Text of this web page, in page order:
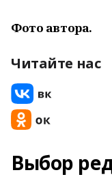
Фото автора.
Читайте нас
Выбор